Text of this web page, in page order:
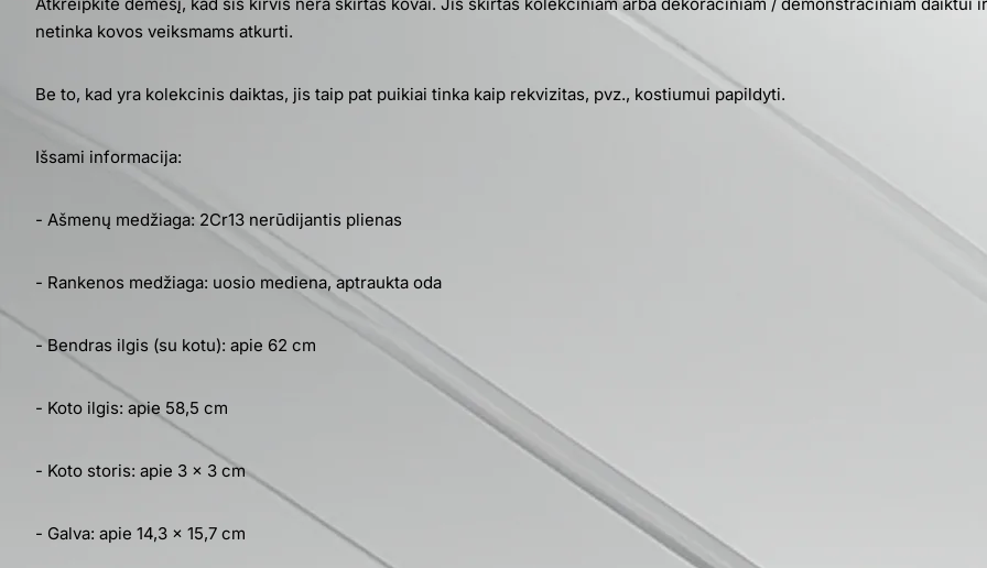
netinka kovos veiksmams atkurti.
Be to, kad yra kolekcinis daiktas, jis taip pat puikiai tinka kaip rekvizitas, pvz., kostiumui papildyti.
Išsami informacija:
- Ašmenų medžiaga: 2Cr13 nerūdijantis plienas
- Rankenos medžiaga: uosio mediena, aptraukta oda
- Bendras ilgis (su kotu): apie 62 cm
- Koto ilgis: apie 58,5 cm
- Koto storis: apie 3 x 3 cm
- Galva: apie 14,3 x 15,7 cm